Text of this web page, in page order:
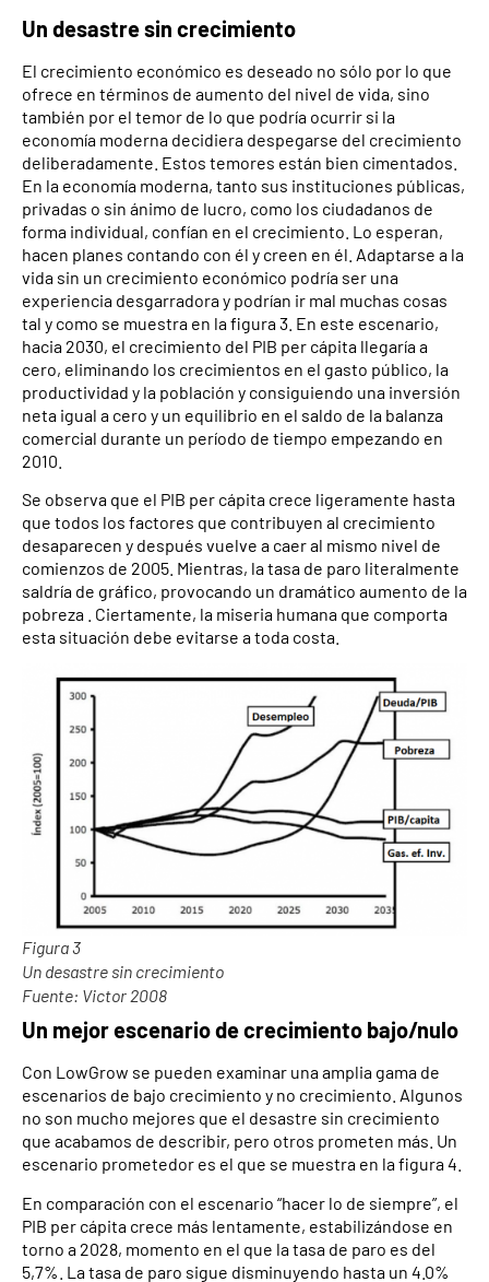
Un desastre sin crecimiento
El crecimiento económico es deseado no sólo por lo que
ofrece en términos de aumento del nivel de vida, sino
también por el temor de lo que podría ocurrir si la
economía moderna decidiera despegarse del crecimiento
deliberadamente. Estos temores están bien cimentados.
En la economía moderna, tanto sus instituciones públicas,
privadas o sin ánimo de lucro, como los ciudadanos de
forma individual, confían en el crecimiento. Lo esperan,
hacen planes contando con él y creen en él. Adaptarse a la
vida sin un crecimiento económico podría ser una
experiencia desgarradora y podrían ir mal muchas cosas
tal y como se muestra en la figura 3. En este escenario,
hacia 2030, el crecimiento del PIB per cápita llegaría a
cero, eliminando los crecimientos en el gasto público, la
productividad y la población y consiguiendo una inversión
neta igual a cero y un equilibrio en el saldo de la balanza
comercial durante un período de tiempo empezando en
2010.
Se observa que el PIB per cápita crece ligeramente hasta
que todos los factores que contribuyen al crecimiento
desaparecen y después vuelve a caer al mismo nivel de
comienzos de 2005. Mientras, la tasa de paro literalmente
saldría de gráfico, provocando un dramático aumento de la
pobreza . Ciertamente, la miseria humana que comporta
esta situación debe evitarse a toda costa.
Figura 3
Un desastre sin crecimiento
Fuente: Victor 2008
Un mejor escenario de crecimiento bajo/nulo
Con LowGrow se pueden examinar una amplia gama de
escenarios de bajo crecimiento y no crecimiento. Algunos
no son mucho mejores que el desastre sin crecimiento
que acabamos de describir, pero otros prometen más. Un
escenario prometedor es el que se muestra en la figura 4.
En comparación con el escenario “hacer lo de siempre”, el
PIB per cápita crece más lentamente, estabilizándose en
torno a 2028, momento en el que la tasa de paro es del
5,7%. La tasa de paro sigue disminuyendo hasta un 4.0%